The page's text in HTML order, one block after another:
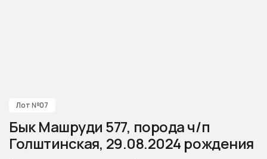
Бык Машруди 577, порода ч/п
Голштинская, 29.08.2024 рождения
Лот №07